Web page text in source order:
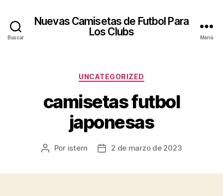
Buscar
Nuevas Camisetas de Futbol Para
Los Clubs
Menú
Categorías
UNCATEGORIZED
camisetas futbol
japonesas
Autor
Por istern
Fecha2 de marzo de 2023